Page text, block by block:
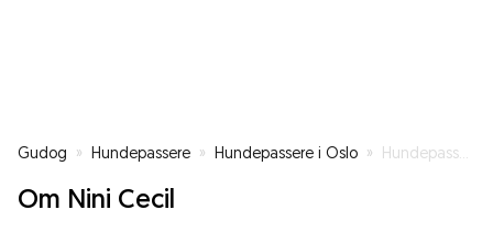
Gudog » Hundepassere » Hundepassere i Oslo » Hundepasser/turkamerat Oslo
Om Nini Cecil